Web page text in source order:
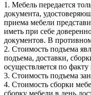
1. Мебель передается
документа,
приема мебели
иметь при себе
документов. В
2. Стоимость подъема
подъема, доставки,
осуществляется по
3. Стоимость подъема
4. Стоимость сборки